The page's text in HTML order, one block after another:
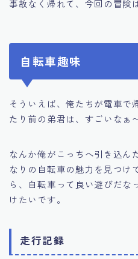
事故なく帰れて、今回の冒険
自転車趣味
そういえば、俺たちが電車で
たり前の弟君は、すごいなぁ〜
なんか俺がこっちへ引き込ん
なりの自転車の魅力を見つけ
ら、自転車って良い遊びだな
けたいです。
走行記録